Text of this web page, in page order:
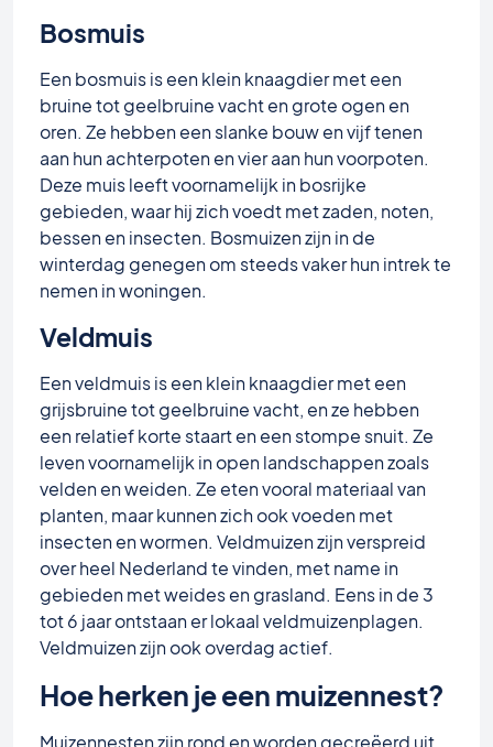
Bosmuis
Een bosmuis is een klein knaagdier met een
bruine tot geelbruine vacht en grote ogen en
oren. Ze hebben een slanke bouw en vijf tenen
aan hun achterpoten en vier aan hun voorpoten.
Deze muis leeft voornamelijk in bosrijke
gebieden, waar hij zich voedt met zaden, noten,
bessen en insecten. Bosmuizen zijn in de
winterdag genegen om steeds vaker hun intrek te
nemen in woningen.
Veldmuis
Een veldmuis is een klein knaagdier met een
grijsbruine tot geelbruine vacht, en ze hebben
een relatief korte staart en een stompe snuit. Ze
leven voornamelijk in open landschappen zoals
velden en weiden. Ze eten vooral materiaal van
planten, maar kunnen zich ook voeden met
insecten en wormen. Veldmuizen zijn verspreid
over heel Nederland te vinden, met name in
gebieden met weides en grasland. Eens in de 3
tot 6 jaar ontstaan er lokaal veldmuizenplagen.
Veldmuizen zijn ook overdag actief.
Hoe herken je een muizennest?
Muizennesten zijn rond en worden gecreëerd uit